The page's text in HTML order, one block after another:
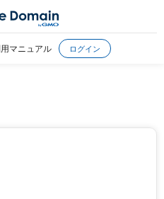
マニュアル ログイン